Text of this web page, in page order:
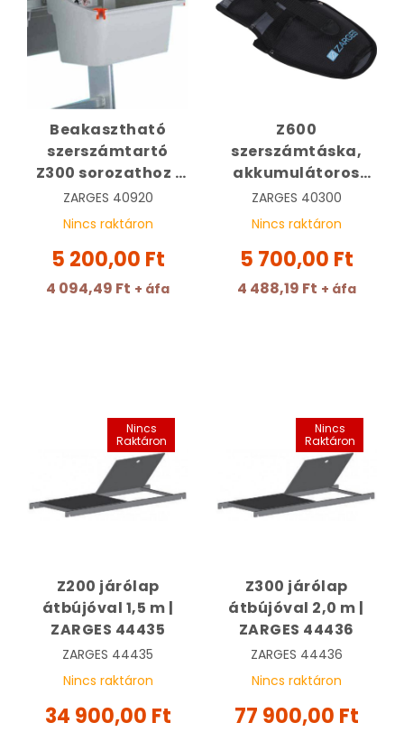
Beakasztható
szerszámtartó
Z300 sorozathoz |
ZARGES 40920
ZARGES 40920
Nincs raktáron
5 200,00 Ft
4 094,49 Ft + áfa
Z600
szerszámtáska,
akkumulátoros
csavarozó
gépekhez | ZARGES
ZARGES 40300
Nincs raktáron
5 700,00 Ft
4 488,19 Ft + áfa
Nincs
Raktáron
Z200 járólap
átbújóval 1,5 m |
ZARGES 44435
ZARGES 44435
Nincs raktáron
34 900,00 Ft
Nincs
Raktáron
Z300 járólap
átbújóval 2,0 m |
ZARGES 44436
ZARGES 44436
Nincs raktáron
77 900,00 Ft